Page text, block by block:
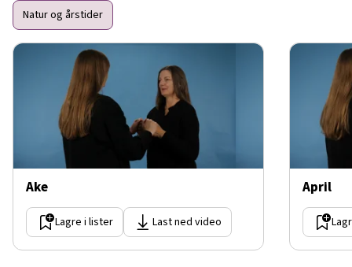
Natur og årstider
Ake
Lagre i lister Last ned video
April